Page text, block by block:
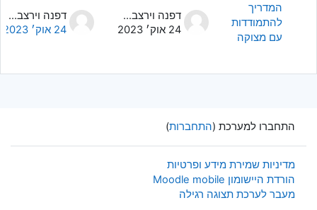
המדריך
להתמודדות
עם מצוקה
דפנה וירצברגר
24 אוק׳ 2023
דפנה וירצברגר
24 אוק׳ 2023
התחברו למערכת (התחברות)
מדיניות שמירת מידע ופרטיות
הורדת היישומון Moodle mobile
מעבר לערכת תצוגה רגילה